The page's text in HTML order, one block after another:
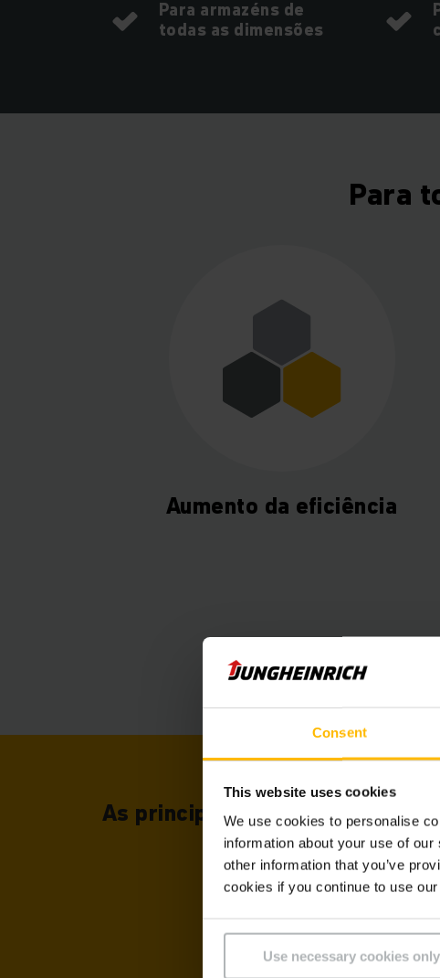
Consent
This website uses cookies
We use cookies to personalise
information about your use of
other information that you’ve
cookies if you continue to use
Use necessary cookies only
Para armazéns de
todas as dimensões
Para
Aumento da eficiência
As principais vantagens num